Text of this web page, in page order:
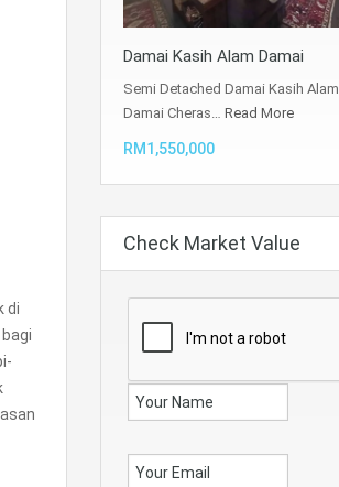
di
Damai Kasih Alam Damai
Semi Detached Damai Kasih Alam
Damai Cheras… Read More
RM1,550,000
Check Market Value